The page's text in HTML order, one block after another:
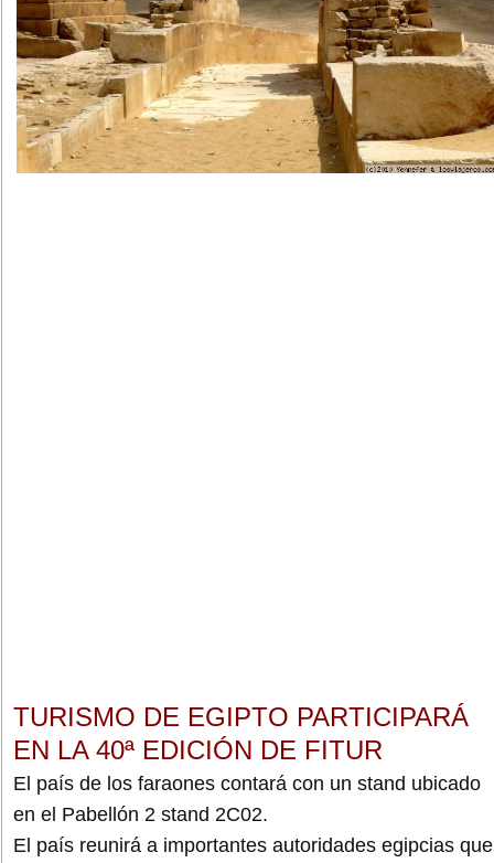
TURISMO DE EGIPTO PARTICIPARÁ
EN LA 40ª EDICIÓN DE FITUR
El país de los faraones contará con un stand ubicado
en el Pabellón 2 stand 2C02.
El país reunirá a importantes autoridades egipcias que